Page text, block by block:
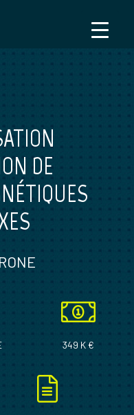
DE
349 K €